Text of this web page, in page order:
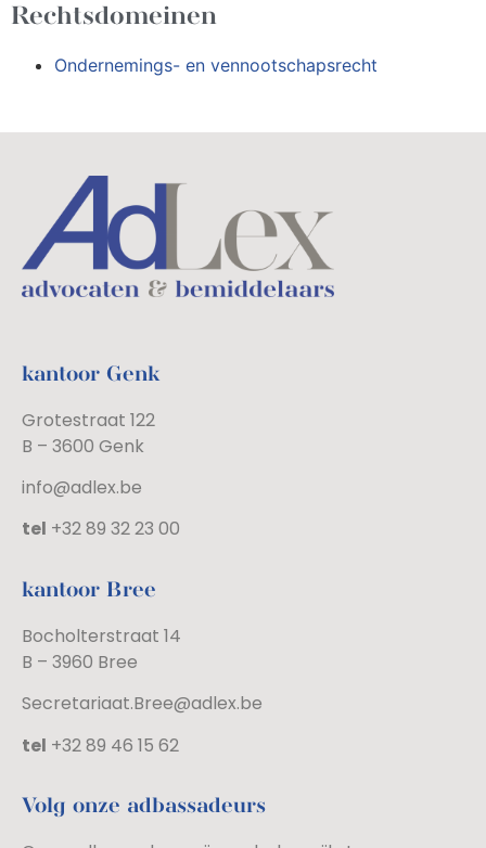
Rechtsdomeinen
Ondernemings- en vennootschapsrecht
kantoor Genk
Grotestraat 122
B – 3600 Genk
info@adlex.be
tel +32 89 32 23 00
kantoor Bree
Bocholterstraat 14
B – 3960 Bree
Secretariaat.Bree@adlex.be
tel +32 89 46 15 62
Volg onze adbassadeurs